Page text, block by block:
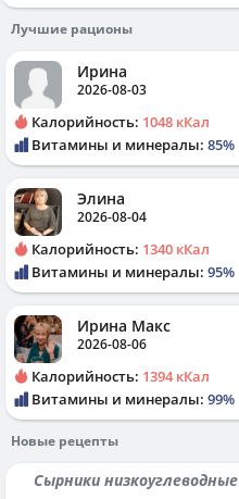
Лучшие рационы
Ирина
2026-08-03
Калорийность: 1048 кКал
Витамины и минералы: 85%
Элина
2026-08-04
Калорийность: 1340 кКал
Витамины и минералы: 95%
Ирина Макс
2026-08-06
Калорийность: 1394 кКал
Витамины и минералы: 99%
Новые рецепты
Сырники низкоуглеводные